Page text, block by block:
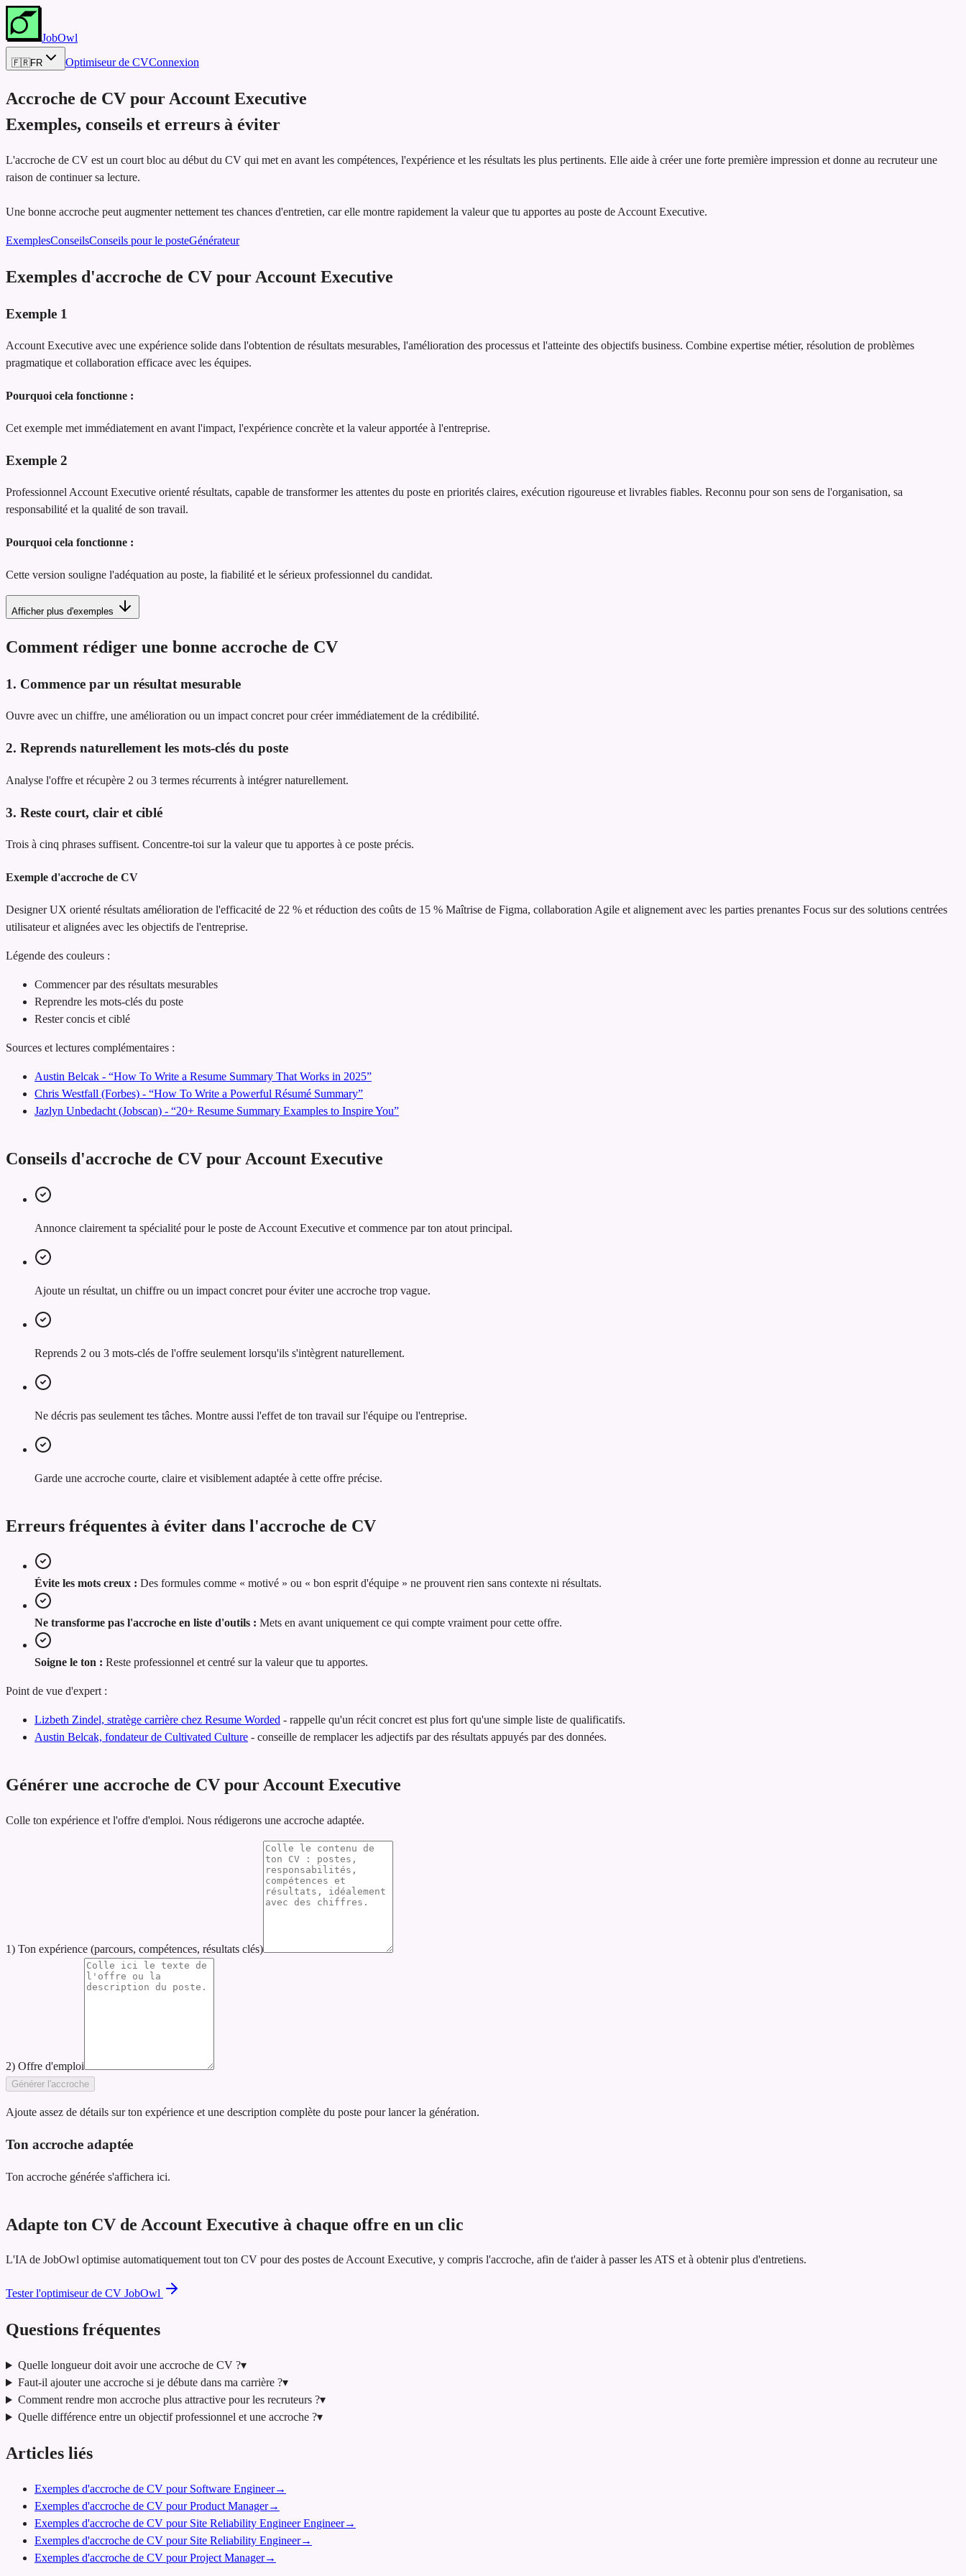
JobOwl
🇫🇷FR Optimiseur de CVConnexion
Accroche de CV pour Account Executive
Exemples, conseils et erreurs à éviter
L'accroche de CV est un court bloc au début du CV qui met en avant les compétences, l'expérience et les résultats les plus pertinents. Elle aide à créer une forte première impression et donne au recruteur une
raison de continuer sa lecture.
Une bonne accroche peut augmenter nettement tes chances d'entretien, car elle montre rapidement la valeur que tu apportes au poste de Account Executive.
ExemplesConseilsConseils pour le posteGénérateur
Exemples d'accroche de CV pour Account Executive
Exemple 1
Account Executive avec une expérience solide dans l'obtention de résultats mesurables, l'amélioration des processus et l'atteinte des objectifs business. Combine expertise métier, résolution de problèmes
pragmatique et collaboration efficace avec les équipes.
Pourquoi cela fonctionne :
Cet exemple met immédiatement en avant l'impact, l'expérience concrète et la valeur apportée à l'entreprise.
Exemple 2
Professionnel Account Executive orienté résultats, capable de transformer les attentes du poste en priorités claires, exécution rigoureuse et livrables fiables. Reconnu pour son sens de l'organisation, sa
responsabilité et la qualité de son travail.
Pourquoi cela fonctionne :
Cette version souligne l'adéquation au poste, la fiabilité et le sérieux professionnel du candidat.
Afficher plus d'exemples
Comment rédiger une bonne accroche de CV
1. Commence par un résultat mesurable
Ouvre avec un chiffre, une amélioration ou un impact concret pour créer immédiatement de la crédibilité.
2. Reprends naturellement les mots-clés du poste
Analyse l'offre et récupère 2 ou 3 termes récurrents à intégrer naturellement.
3. Reste court, clair et ciblé
Trois à cinq phrases suffisent. Concentre-toi sur la valeur que tu apportes à ce poste précis.
Exemple d'accroche de CV
Designer UX orienté résultats amélioration de l'efficacité de 22 % et réduction des coûts de 15 % Maîtrise de Figma, collaboration Agile et alignement avec les parties prenantes Focus sur des solutions centrées
utilisateur et alignées avec les objectifs de l'entreprise.
Légende des couleurs :
Commencer par des résultats mesurables
Reprendre les mots-clés du poste
Rester concis et ciblé
Sources et lectures complémentaires :
Austin Belcak - “How To Write a Resume Summary That Works in 2025”
Chris Westfall (Forbes) - “How To Write a Powerful Résumé Summary”
Jazlyn Unbedacht (Jobscan) - “20+ Resume Summary Examples to Inspire You”
Conseils d'accroche de CV pour Account Executive
Annonce clairement ta spécialité pour le poste de Account Executive et commence par ton atout principal.
Ajoute un résultat, un chiffre ou un impact concret pour éviter une accroche trop vague.
Reprends 2 ou 3 mots-clés de l'offre seulement lorsqu'ils s'intègrent naturellement.
Ne décris pas seulement tes tâches. Montre aussi l'effet de ton travail sur l'équipe ou l'entreprise.
Garde une accroche courte, claire et visiblement adaptée à cette offre précise.
Erreurs fréquentes à éviter dans l'accroche de CV
Évite les mots creux : Des formules comme « motivé » ou « bon esprit d'équipe » ne prouvent rien sans contexte ni résultats.
Ne transforme pas l'accroche en liste d'outils : Mets en avant uniquement ce qui compte vraiment pour cette offre.
Soigne le ton : Reste professionnel et centré sur la valeur que tu apportes.
Point de vue d'expert :
Lizbeth Zindel, stratège carrière chez Resume Worded - rappelle qu'un récit concret est plus fort qu'une simple liste de qualificatifs.
Austin Belcak, fondateur de Cultivated Culture - conseille de remplacer les adjectifs par des résultats appuyés par des données.
Générer une accroche de CV pour Account Executive
Colle ton expérience et l'offre d'emploi. Nous rédigerons une accroche adaptée.
1) Ton expérience (parcours, compétences, résultats clés)
2) Offre d'emploi
Générer l'accroche
Ajoute assez de détails sur ton expérience et une description complète du poste pour lancer la génération.
Ton accroche adaptée
Ton accroche générée s'affichera ici.
Adapte ton CV de Account Executive à chaque offre en un clic
L'IA de JobOwl optimise automatiquement tout ton CV pour des postes de Account Executive, y compris l'accroche, afin de t'aider à passer les ATS et à obtenir plus d'entretiens.
Tester l'optimiseur de CV JobOwl
Questions fréquentes
Quelle longueur doit avoir une accroche de CV ?▾
Faut-il ajouter une accroche si je débute dans ma carrière ?▾
Comment rendre mon accroche plus attractive pour les recruteurs ?▾
Quelle différence entre un objectif professionnel et une accroche ?▾
Articles liés
Exemples d'accroche de CV pour Software Engineer→
Exemples d'accroche de CV pour Product Manager→
Exemples d'accroche de CV pour Site Reliability Engineer Engineer→
Exemples d'accroche de CV pour Site Reliability Engineer→
Exemples d'accroche de CV pour Project Manager→